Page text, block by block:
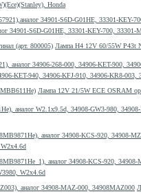
Honda
34901-S6D-G01HE, 33301-KEY-700,
Лампа H4 12V 60/55W P43t
KET-940, 34906-KFJ-910, 34906-KR8-
Лампа 12V 21/5W ECE OSRAM
W2x4.6d